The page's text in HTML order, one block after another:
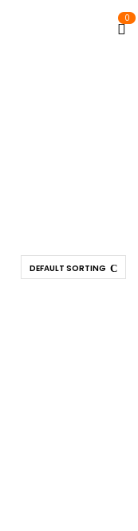
0
DEFAULT SORTING